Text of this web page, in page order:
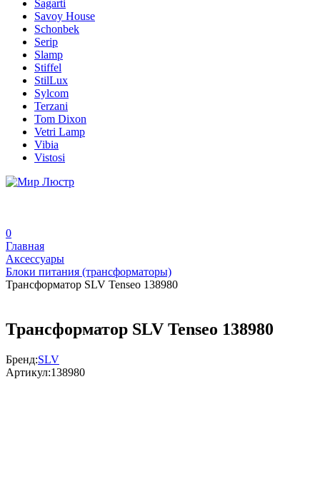
Sagarti
Savoy House
Schonbek
Serip
Slamp
Stiffel
StilLux
Sylcom
Terzani
Tom Dixon
Vetri Lamp
Vibia
Vistosi
0
Главная
Аксессуары
Блоки питания (трансформаторы)
Трансформатор SLV Tenseo 138980
Трансформатор SLV Tenseo 138980
Бренд:SLV
Артикул:138980